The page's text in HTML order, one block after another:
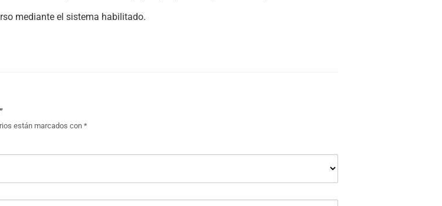
mediante el sistema habilitado.
están marcados con *